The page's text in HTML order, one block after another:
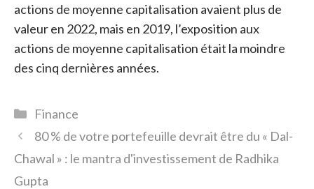
actions de moyenne capitalisation avaient plus de
valeur en 2022, mais en 2019, l’exposition aux
actions de moyenne capitalisation était la moindre
des cinq dernières années.
Catégories
Finance
80 % de votre portefeuille devrait être du « Dal-
Chawal » : le mantra d'investissement de Radhika
Gupta